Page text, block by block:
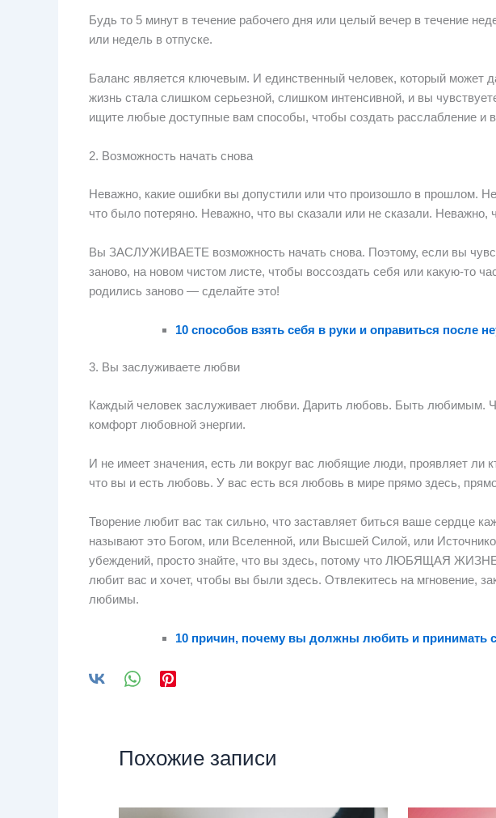
Будь то 5 минут в течение рабочего дня или целый вечер в течение
или недель в отпуске.
Баланс является ключевым. И единственный человек, который может
жизнь стала слишком серьезной, слишком интенсивной, и вы
ищите любые доступные вам способы, чтобы создать расслабление и
2. Возможность начать снова
Неважно, какие ошибки вы допустили или что произошло в прошлом.
что было потеряно. Неважно, что вы сказали или не сказали. Неважно,
Вы ЗАСЛУЖИВАЕТЕ возможность начать снова. Поэтому, если вы
заново, на новом чистом листе, чтобы воссоздать себя или какую-то
родились заново — сделайте это!
10 способов взять себя в руки и оправиться после
3. Вы заслуживаете любви
Каждый человек заслуживает любви. Дарить любовь. Быть любимым.
комфорт любовной энергии.
И не имеет значения, есть ли вокруг вас любящие люди, проявляет ли
что вы и есть любовь. У вас есть вся любовь в мире прямо здесь,
Творение любит вас так сильно, что заставляет биться ваше сердце
называют это Богом, или Вселенной, или Высшей Силой, или
убеждений, просто знайте, что вы здесь, потому что ЛЮБЯЩАЯ
любит вас и хочет, чтобы вы были здесь. Отвлекитесь на мгновение,
любимы.
10 причин, почему вы должны любить и принимать
Похожие записи